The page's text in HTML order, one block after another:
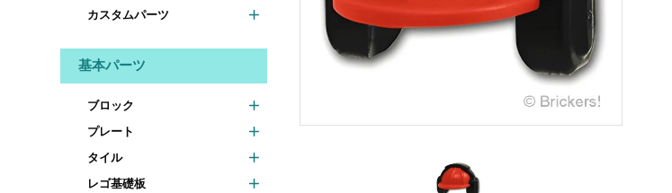
カスタムパーツ
基本パーツ
ブロック
プレート
タイル
レゴ基礎板